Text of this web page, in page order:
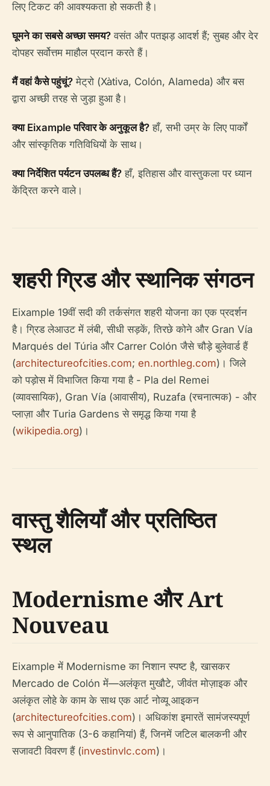
लिए टिकट की आवश्यकता हो सकती है।
घूमने का सबसे अच्छा समय? वसंत और पतझड़ आदर्श हैं; सुबह और देर
दोपहर सर्वोत्तम माहौल प्रदान करते हैं।
मैं वहां कैसे पहुंचूं? मेट्रो (Xàtiva, Colón, Alameda) और बस
द्वारा अच्छी तरह से जुड़ा हुआ है।
क्या Eixample परिवार के अनुकूल है? हाँ, सभी उम्र के लिए पार्कों
और सांस्कृतिक गतिविधियों के साथ।
क्या निर्देशित पर्यटन उपलब्ध हैं? हाँ, इतिहास और वास्तुकला पर ध्यान
केंद्रित करने वाले।
शहरी ग्रिड और स्थानिक संगठन
Eixample 19वीं सदी की तर्कसंगत शहरी योजना का एक प्रदर्शन
है। ग्रिड लेआउट में लंबी, सीधी सड़कें, तिरछे कोने और Gran Vía
Marqués del Túria और Carrer Colón जैसे चौड़े बुलेवार्ड हैं
(architectureofcities.com; en.northleg.com)। जिले
को पड़ोस में विभाजित किया गया है - Pla del Remei
(व्यावसायिक), Gran Vía (आवासीय), Ruzafa (रचनात्मक) - और
प्लाज़ा और Turia Gardens से समृद्ध किया गया है
(wikipedia.org)।
वास्तु शैलियाँ और प्रतिष्ठित
स्थल
Modernisme और Art
Nouveau
Eixample में Modernisme का निशान स्पष्ट है, खासकर
Mercado de Colón में—अलंकृत मुखौटे, जीवंत मोज़ाइक और
अलंकृत लोहे के काम के साथ एक आर्ट नोव्यू आइकन
(architectureofcities.com)। अधिकांश इमारतें सामंजस्यपूर्ण
रूप से आनुपातिक (3-6 कहानियां) हैं, जिनमें जटिल बालकनी और
सजावटी विवरण हैं (investinvlc.com)।